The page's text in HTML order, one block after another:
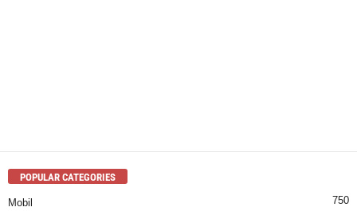
POPULAR CATEGORIES
Mobil 750